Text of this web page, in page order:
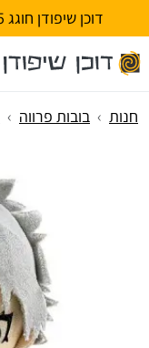
דוכן שיפודן חוגג 5 שנים - כל החרבות במבצע! ⭐
חנות בובות פרווה